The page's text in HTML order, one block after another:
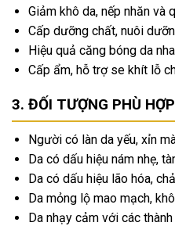
Giảm khô da, nếp nhăn và
Cấp dưỡng chất, nuôi
Hiệu quả căng bóng da
Cấp ẩm, hỗ trợ se khít lỗ
ĐỐI TƯỢNG PHÙ HỢP
Người có làn da yếu, xỉn
Da có dấu hiệu nám nhẹ,
Da có dấu hiệu lão hóa,
Da mỏng lộ mao mạch,
Da nhạy cảm với các